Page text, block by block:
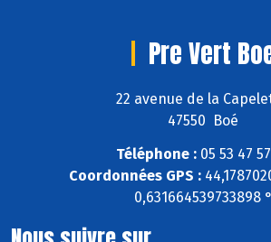
Pre Vert
22 avenue de la
47550 Boé
Téléphone : 05 53 47
Coordonnées GPS :
0,631664539733898 °